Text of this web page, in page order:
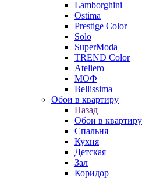
Lamborghini
Ostima
Prestige Color
Solo
SuperModa
TREND Color
Ateliero
МОФ
Bellissima
Обои в квартиру
Назад
Обои в квартиру
Спальня
Кухня
Детская
Зал
Коридор